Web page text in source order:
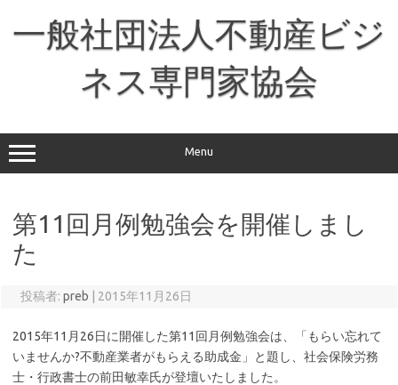
一般社団法人不動産ビジ
ネス専門家協会
Menu
第11回月例勉強会を開催しまし
た
投稿者: preb 2015年11月26日
2015年11月26日に開催した第11回月例勉強会は、「もらい忘れて
いませんか?不動産業者がもらえる助成金」と題し、社会保険労務
士・行政書士の前田敏幸氏が登壇いたしました。